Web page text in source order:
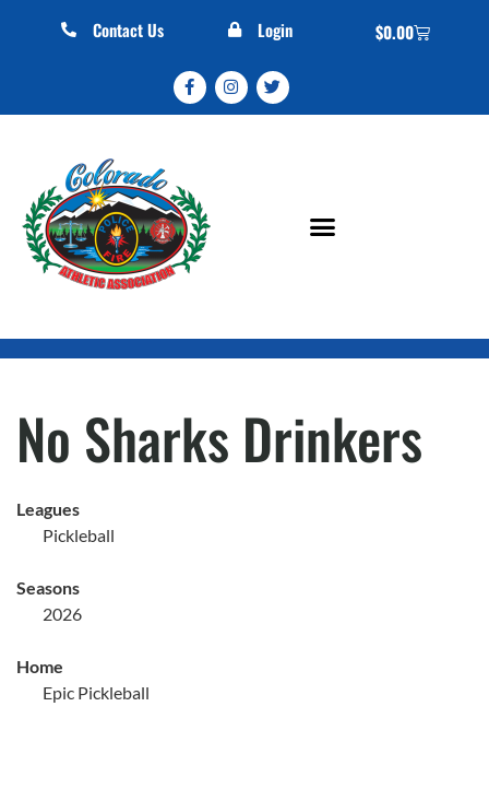
Contact Us Login $0.00
No Sharks Drinkers
Leagues
Pickleball
Seasons
2026
Home
Epic Pickleball